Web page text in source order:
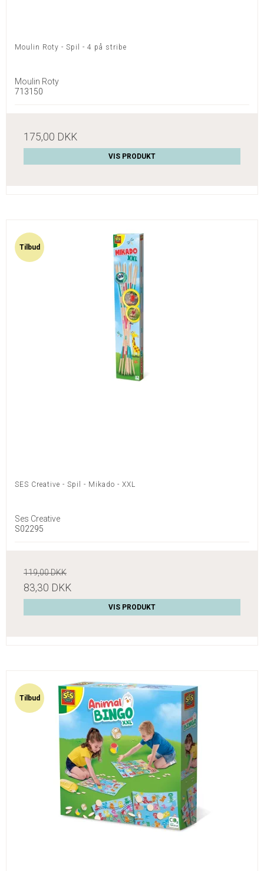
Moulin Roty - Spil - 4 på stribe
Moulin Roty
713150
175,00 DKK
VIS PRODUKT
Tilbud
SES Creative - Spil - Mikado - XXL
Ses Creative
S02295
119,00 DKK
83,30 DKK
VIS PRODUKT
Tilbud